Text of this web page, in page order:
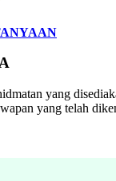
yang
yang telah